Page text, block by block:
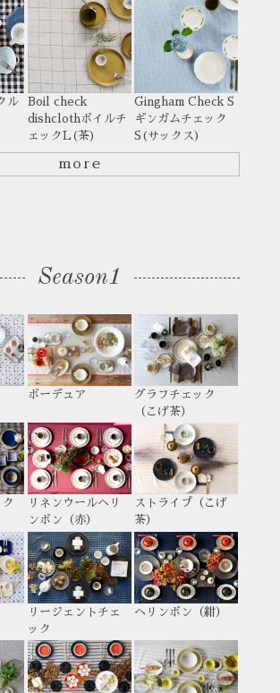
ル
Boil check
dishclothボイルチ
ェックL(茶)
Gingham Check S
ギンガムチェック
S(サックス)
more
Season1
ボーデュア
グラフチェック
（こげ茶）
リネンウールヘリ
ンボン（赤）
ストライプ（こげ
茶）
リージェントチェ
ック
ヘリンボン（紺）